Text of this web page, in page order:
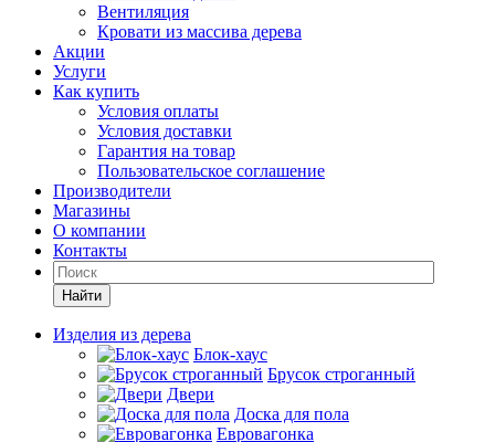
Вентиляция
Кровати из массива дерева
Акции
Услуги
Как купить
Условия оплаты
Условия доставки
Гарантия на товар
Пользовательское соглашение
Производители
Магазины
О компании
Контакты
Найти
Изделия из дерева
Блок-хаус
Брусок строганный
Двери
Доска для пола
Евровагонка